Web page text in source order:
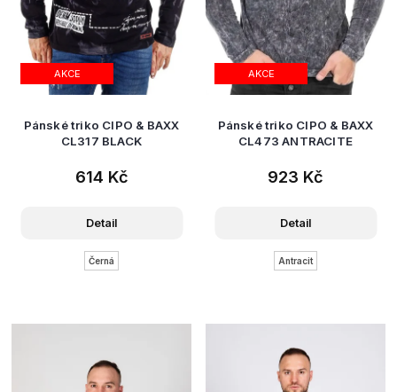
AKCE
Pánské triko CIPO & BAXX
CL317 BLACK
614 Kč
Detail
Černá
AKCE
Pánské triko CIPO & BAXX
CL473 ANTRACITE
923 Kč
Detail
Antracit